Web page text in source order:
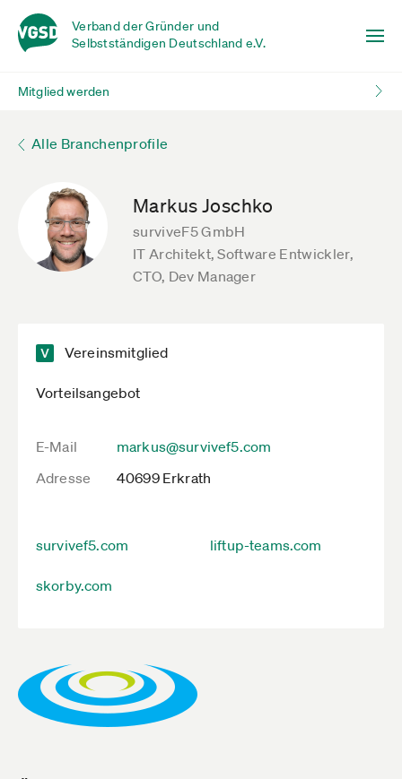
Verband der Gründer und
Selbstständigen Deutschland e.V.
Mitglied werden
Alle Branchenprofile
Markus Joschko
surviveF5 GmbH
IT Architekt, Software Entwickler,
CTO, Dev Manager
Vereinsmitglied
Vorteilsangebot
E-Mail
markus@survivef5.com
Adresse
40699 Erkrath
survivef5.com liftup-teams.com
skorby.com